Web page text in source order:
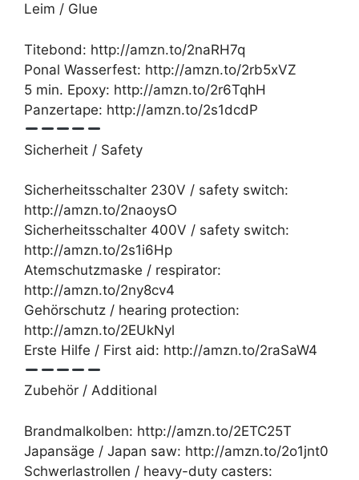
Leim / Glue
Titebond: http://amzn.to/2naRH7q
Ponal Wasserfest: http://amzn.to/2rb5xVZ
5 min. Epoxy: http://amzn.to/2r6TqhH
Panzertape: http://amzn.to/2s1dcdP
Sicherheit / Safety
Sicherheitsschalter 230V / safety switch:
http://amzn.to/2naoysO
Sicherheitsschalter 400V / safety switch:
http://amzn.to/2s1i6Hp
Atemschutzmaske / respirator:
http://amzn.to/2ny8cv4
Gehörschutz / hearing protection:
http://amzn.to/2EUkNyl
Erste Hilfe / First aid: http://amzn.to/2raSaW4
Zubehör / Additional
Brandmalkolben: http://amzn.to/2ETC25T
Japansäge / Japan saw: http://amzn.to/2o1jnt0
Schwerlastrollen / heavy-duty casters: